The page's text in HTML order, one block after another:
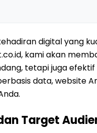
digital yang
kami akan
tetapi juga
data, website
Target